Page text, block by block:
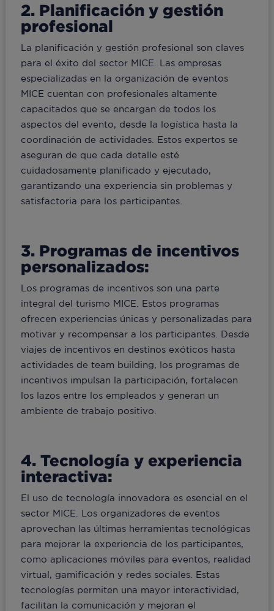
2. Planificación y gestión
profesional
La planificación y gestión profesional son claves
para el éxito del sector MICE. Las empresas
especializadas en la organización de eventos
MICE cuentan con profesionales altamente
capacitados que se encargan de todos los
aspectos del evento, desde la logística hasta la
coordinación de actividades. Estos expertos se
aseguran de que cada detalle esté
cuidadosamente planificado y ejecutado,
garantizando una experiencia sin problemas y
satisfactoria para los participantes.
3. Programas de incentivos
personalizados:
Los programas de incentivos son una parte
integral del turismo MICE. Estos programas
ofrecen experiencias únicas y personalizadas para
motivar y recompensar a los participantes. Desde
viajes de incentivos en destinos exóticos hasta
actividades de team building, los programas de
incentivos impulsan la participación, fortalecen
los lazos entre los empleados y generan un
ambiente de trabajo positivo.
4. Tecnología y experiencia
interactiva:
El uso de tecnología innovadora es esencial en el
sector MICE. Los organizadores de eventos
aprovechan las últimas herramientas tecnológicas
para mejorar la experiencia de los participantes,
como aplicaciones móviles para eventos, realidad
virtual, gamificación y redes sociales. Estas
tecnologías permiten una mayor interactividad,
facilitan la comunicación y mejoran el